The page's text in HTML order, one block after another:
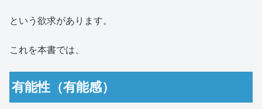
という欲求があります。
これを本書では、
有能性（有能感）